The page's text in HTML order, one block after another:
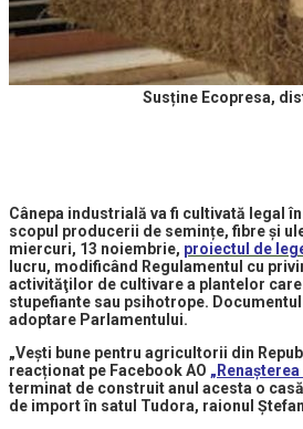
Susține Ecopresa,
Cânepa industrială va fi cultivată legal
scopul producerii de semințe, fibre și
miercuri, 13 noiembrie, proiectul de
lucru, modificând Regulamentul cu
activităţilor de cultivare a plantelor
stupefiante sau psihotrope.
adoptare Parlamentului.
„Vești bune pentru agricultorii din
reacționat pe Facebook AO „Renașterea
terminat de construit anul acesta o
de import în satul Tudora, raionul